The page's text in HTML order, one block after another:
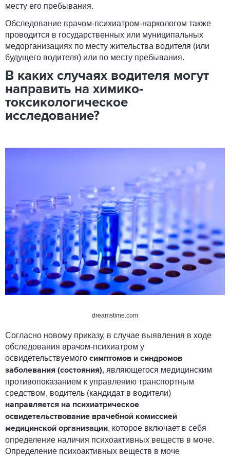
месту его пребывания.
Обследование врачом-психиатром-наркологом также
проводится в государственных или муниципальных
медорганизациях по месту жительства водителя (или
будущего водителя) или по месту пребывания.
В каких случаях водителя могут
направить на химико-
токсикологическое
исследование?
dreamstime.com
Согласно новому приказу, в случае выявления в ходе
обследования врачом-психиатром у
освидетельствуемого симптомов и синдромов
заболевания (состояния), являющегося медицинским
противопоказанием к управлению транспортным
средством, водитель (кандидат в водители)
направляется на психиатрическое
освидетельствование врачебной комиссией
медицинской организации, которое включает в себя
определение наличия психоактивных веществ в моче.
Определение психоактивных веществ в моче